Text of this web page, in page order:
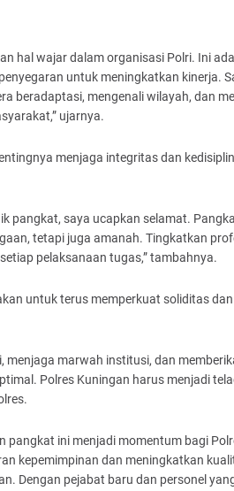
hal wajar dalam organisasi Polri. Ini
untuk meningkatkan kinerja.
beradaptasi, mengenali wilayah, dan
ujarnya.
menjaga integritas dan
pangkat, saya ucapkan selamat.
tetapi juga amanah. Tingkatkan
pelaksanaan tugas,” tambahnya.
untuk terus memperkuat soliditas
menjaga marwah institusi, dan
Polres Kuningan harus menjadi
pangkat ini menjadi momentum bagi
kepemimpinan dan meningkatkan
Dengan pejabat baru dan personel